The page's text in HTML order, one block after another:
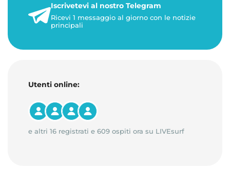
3 minuti di letturaIscrivetevi al nostro Telegram
Ricevi 1 messaggio al giorno con le notizie
principali
Utenti online:
e altri 16 registrati e 609 ospiti ora su LIVEsurf